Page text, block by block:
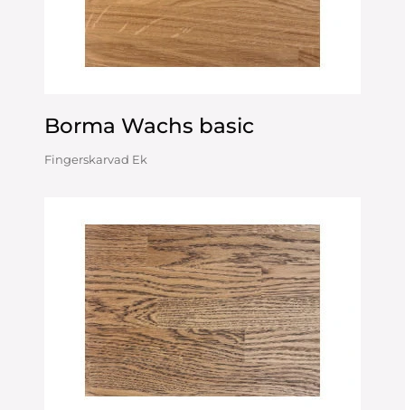
Borma Wachs basic
Fingerskarvad Ek